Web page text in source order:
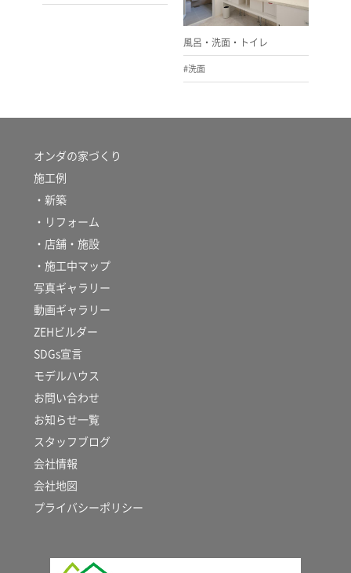
風呂・洗面・トイレ
#洗面
オンダの家づくり
施工例
・新築
・リフォーム
・店舗・施設
・施工中マップ
写真ギャラリー
動画ギャラリー
ZEHビルダー
SDGs宣言
モデルハウス
お問い合わせ
お知らせ一覧
スタッフブログ
会社情報
会社地図
プライバシーポリシー